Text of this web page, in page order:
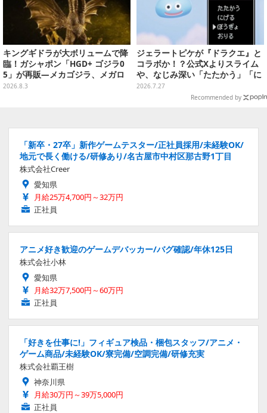
キングギドラが大ボリュームで降
臨！ガシャポン「HGD+ ゴジラ0
5」が再販―メカゴジラ、メガロ
なども揃った全4種
2026.8.3
ジェラートピケが『ドラクエ』と
コラボか！？公式Xよりスライム
や、なじみ深い「たたかう」「に
げる」のコマンドウィンドウが投
2026.7.27
Recommended by
「新卒・27卒」新作ゲームテスター/正社員採用/未経験OK/
地元で長く働ける/研修あり/名古屋市中村区那古野1丁目
株式会社Creer
愛知県
月給25万4,700円～32万円
正社員
アニメ好き歓迎のゲームデバッカー/バグ確認/年休125日
株式会社小林
愛知県
月給32万7,500円～60万円
正社員
「好きを仕事に!」フィギュア検品・梱包スタッフ/アニメ・
ゲーム商品/未経験OK/寮完備/空調完備/研修充実
株式会社覇王樹
神奈川県
月給30万円～39万5,000円
正社員